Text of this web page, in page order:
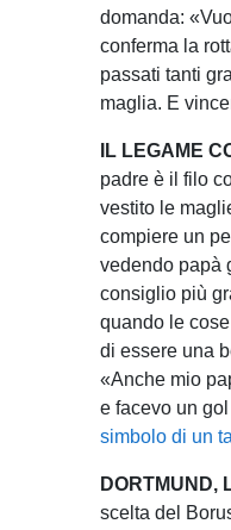
domanda:
conferma la
passati tanti
maglia. E
IL LEGAME
padre è il filo
vestito le
compiere un
vedendo papà
consiglio più
quando le
di essere una
«Anche mio
e facevo un
simbolo di un
DORTMUND,
scelta del